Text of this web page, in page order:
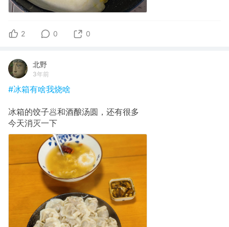
2 0 0
北野
3年前
#冰箱有啥我烧啥
冰箱的饺子🥟和酒酿汤圆，还有很多
今天消灭一下